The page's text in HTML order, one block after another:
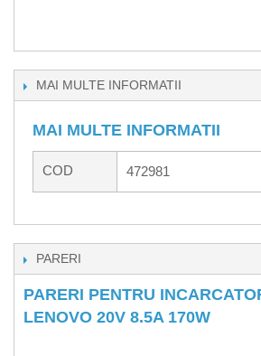
MAI MULTE INFORMATII
MAI MULTE INFORMATII
COD 472981
PARERI
PARERI PENTRU
LENOVO 20V 8.5A 170W